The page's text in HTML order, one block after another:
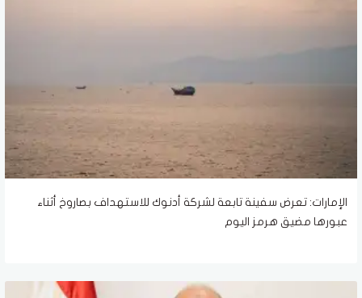
الإمارات: تعرض سفينة تابعة لشركة أدنوك للاستهداف بصاروخ أثناء
عبورها مضيق هرمز اليوم